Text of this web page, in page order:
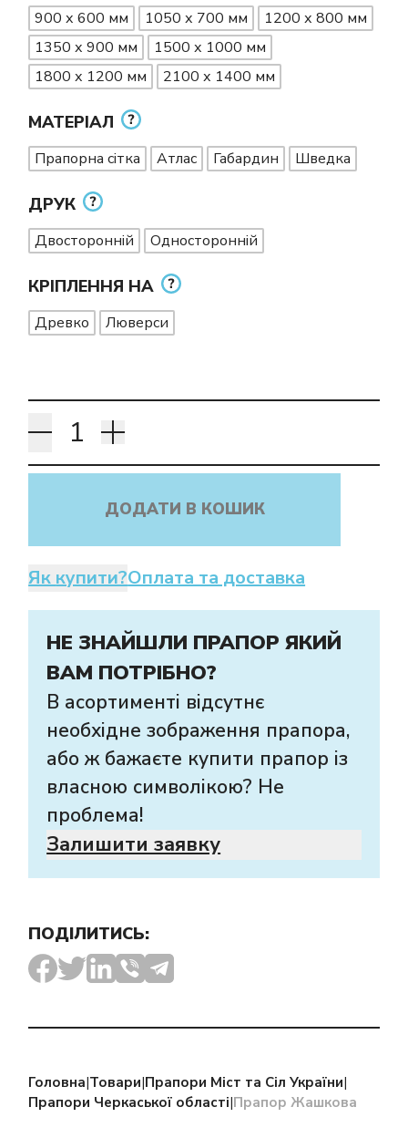
900 х 600 мм 1050 х 700 мм
1200 х 800 мм
1350 х 900 мм
1500 х 1000 мм
1800 х 1200 мм
2100 х 1400 мм
МАТЕРІАЛ
Прапорна сітка Атлас Габардин Шведка
ДРУК
Двосторонній Односторонній
КРІПЛЕННЯ НА
Древко Люверси
ДОДАТИ В КОШИК
Як купити?Оплата та доставка
НЕ ЗНАЙШЛИ ПРАПОР ЯКИЙ
ВАМ ПОТРІБНО?
В асортименті відсутнє
необхідне зображення прапора,
або ж бажаєте купити прапор із
власною символікою? Не
проблема!
Залишити заявку
ПОДІЛИТИСЬ:
Головна|Товари|Прапори Міст та Сіл України|
Прапори Черкаської області|Прапор Жашкова
Як купити прапор